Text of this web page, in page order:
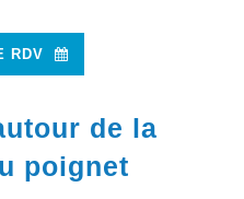
RDV
de la
poignet